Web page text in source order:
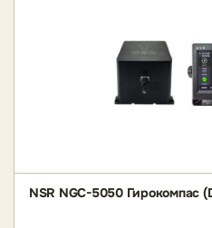
NSR NGC-5050 Гирокомпас